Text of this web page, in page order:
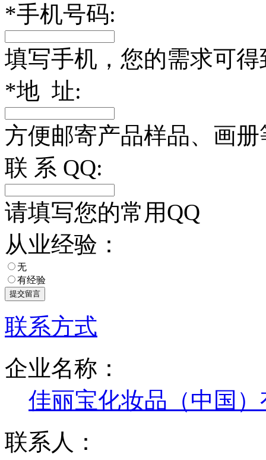
*手机号码:
填写手机，您的需求可
*地 址:
方便邮寄产品样品、画
联 系 QQ:
请填写您的常用QQ
从业经验：
无
有经验
联系方式
企业名称：
佳丽宝化妆品（中国
联系人：